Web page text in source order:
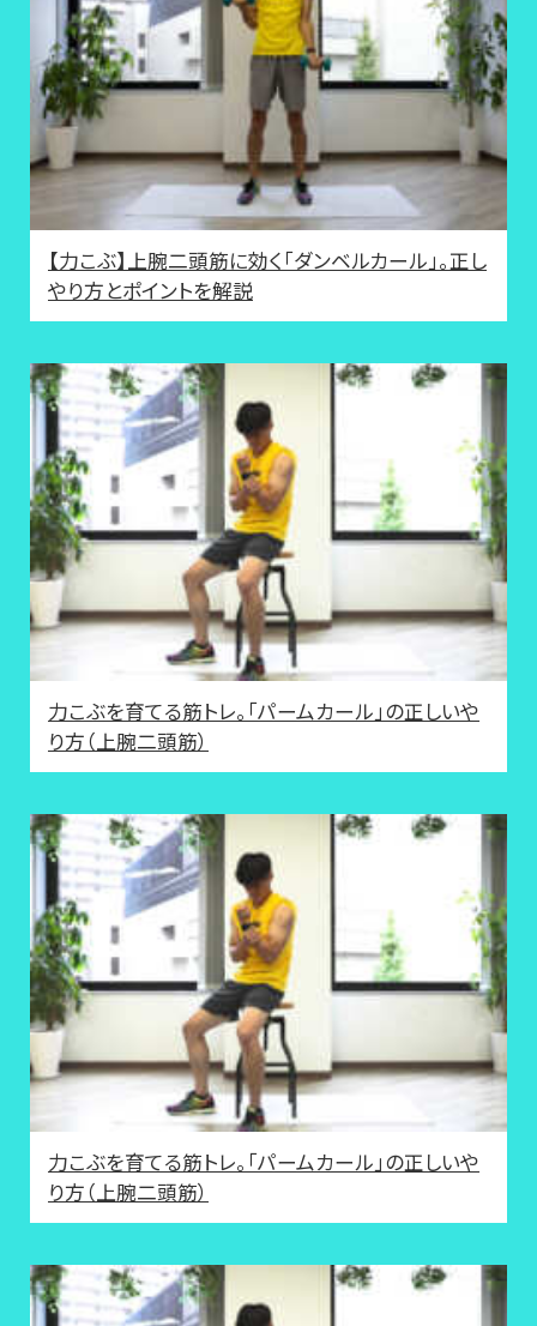
【力こぶ】上腕二頭筋に効く「ダンベルカール」。正し
やり方とポイントを解説
力こぶを育てる筋トレ。「パームカール」の正しいや
り方（上腕二頭筋）
力こぶを育てる筋トレ。「パームカール」の正しいや
り方（上腕二頭筋）